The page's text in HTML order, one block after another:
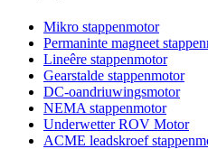
Mikro stappenmotor
Permaninte magneet
Lineêre stappenmotor
Gearstalde stappenmotor
DC-oandriuwingsmotor
NEMA stappenmotor
Underwetter ROV Motor
ACME leadskroef